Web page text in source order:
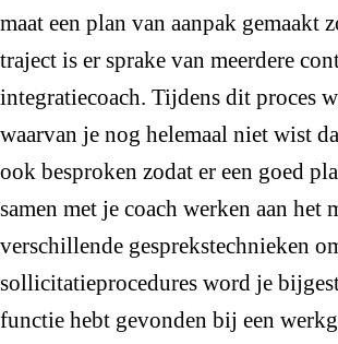
maat een plan van aanpak gemaakt
traject is er sprake van meerdere
integratiecoach. Tijdens dit proces
waarvan je nog helemaal niet wist
ook besproken zodat er een goed
samen met je coach werken aan
verschillende gesprekstechnieken
sollicitatieprocedures word je
functie hebt gevonden bij een